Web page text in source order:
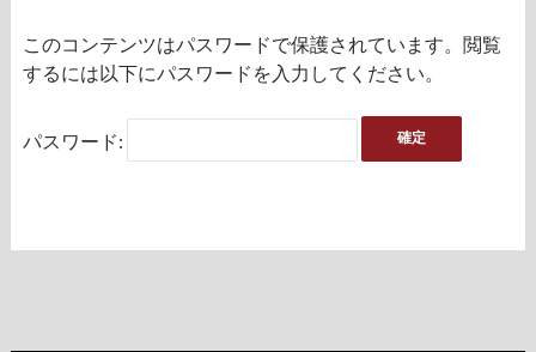
このコンテンツはパスワードで保護されています。閲覧
するには以下にパスワードを入力してください。
パスワード: